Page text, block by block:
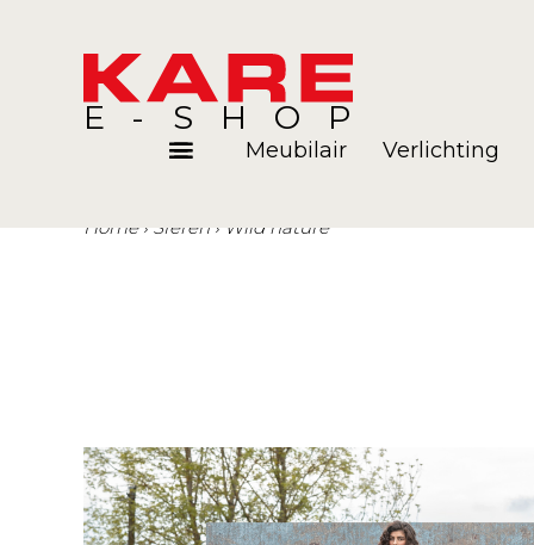
E-SHOP
Meubilair Verlichting
Home Sferen Wild nature